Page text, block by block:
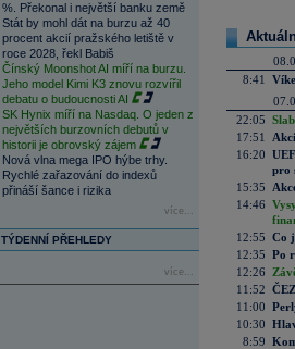
%. Překonal i největší banku země
Stát by mohl dát na burzu až 40
procent akcií pražského letiště v
roce 2028, řekl Babiš
Čínský Moonshot AI míří na burzu.
Jeho model Kimi K3 znovu rozvířil
debatu o budoucnosti AI
SK Hynix míří na Nasdaq. O jeden z
největších burzovních debutů v
historii je obrovský zájem
Nová vlna mega IPO hýbe trhy.
Rychlé zařazování do indexů
přináší šance i rizika
více...
TÝDENNÍ PŘEHLEDY
více...
8:41
22:05
17:51
16:20
pro
15:35
14:46
12:55 Co
12:35 Po
12:26
11:52
11:00
10:30
8:59